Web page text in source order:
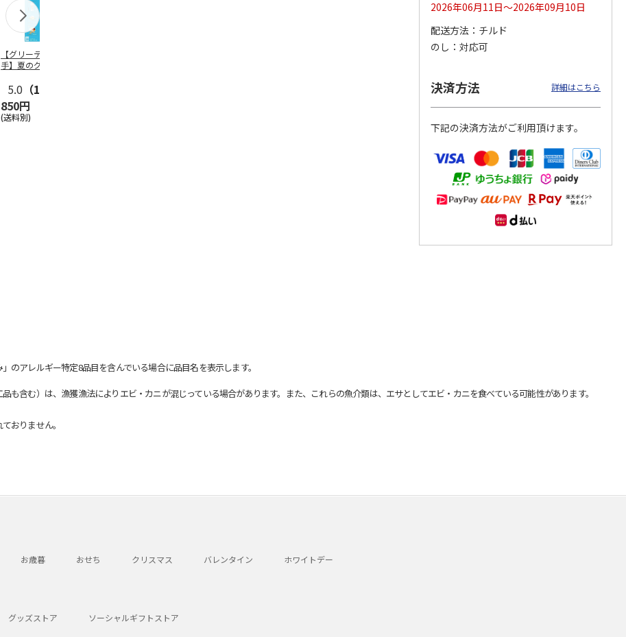
【グリーティング切
手】夏のグリーティ
5.0 （10）
850円
(送料別)
【グリーティング切
円…
4.8（11）
5,500円
4.6（7）
11,000円
2026年06月11日～2026年09月10日
配送方法
チルド
のし
対応可
決済方法 詳細はこちら
下記の決済方法がご利用頂けます。
アレルギー特定8品目を含んでいる場合に品目名を表示します。
含む）は、漁獲漁法によりエビ・カニが混じっている場合があります。また、これらの魚介類は、エサとしてエビ・カニを食べている可能性があります。
おりません。
お歳暮 おせち クリスマス バレンタイン ホワイトデー
グッズストア ソーシャルギフトストア